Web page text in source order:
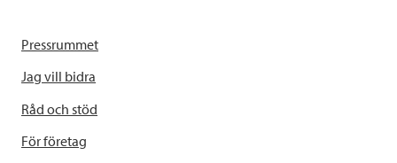
Pressrummet
Jag vill bidra
Råd och stöd
För företag